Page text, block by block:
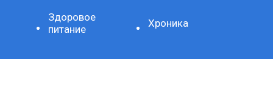
Здоровое
питание
Хроника